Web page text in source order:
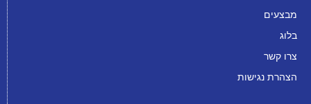
מבצעים
בלוג
צרו קשר
הצהרת נגישות